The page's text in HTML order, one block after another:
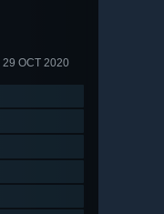
29 OCT 2020